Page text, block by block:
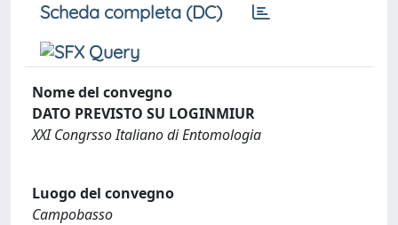
Scheda completa (DC)
Nome del convegno
DATO PREVISTO SU LOGINMIUR
XXI Congrsso Italiano di Entomologia
Luogo del convegno
Campobasso